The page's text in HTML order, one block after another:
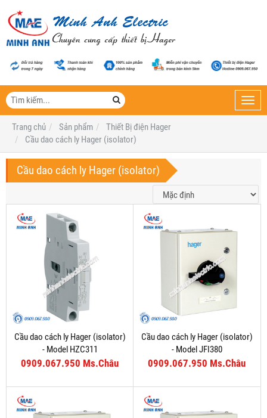
Trang chủ
Sản phẩm
Thiết Bị điện Hager
Cầu dao cách ly Hager (isolator)
Cầu dao cách ly Hager (isolator)
Cầu dao cách ly Hager (isolator)
- Model HZC311
0909.067.950 Ms.Châu
Cầu dao cách ly Hager (isolator)
- Model JFI380
0909.067.950 Ms.Châu